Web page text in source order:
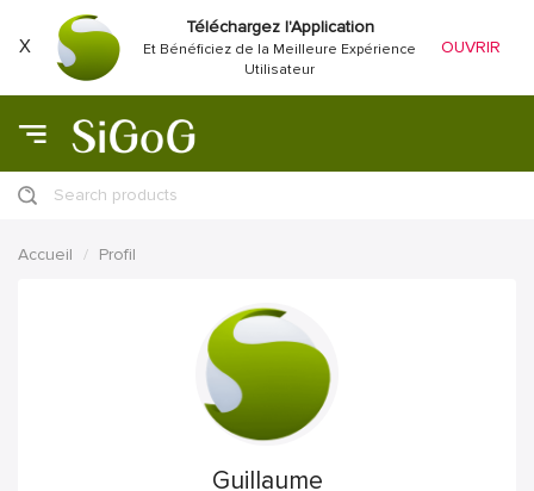
X
Téléchargez l'Application
Et Bénéficiez de la Meilleure Expérience
Utilisateur
OUVRIR
Search products
Accueil Profil
Guillaume